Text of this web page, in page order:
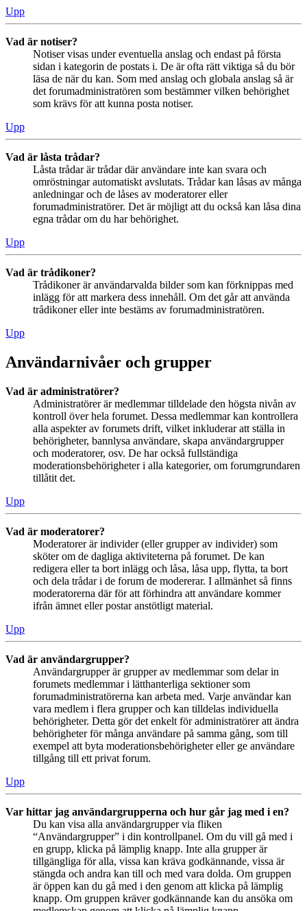
Upp
Vad är notiser?
Notiser visas under eventuella anslag och endast på första
sidan i kategorin de postats i. De är ofta rätt viktiga så du bör
läsa de när du kan. Som med anslag och globala anslag så är
det forumadministratören som bestämmer vilken behörighet
som krävs för att kunna posta notiser.
Upp
Vad är låsta trådar?
Låsta trådar är trådar där användare inte kan svara och
omröstningar automatiskt avslutats. Trådar kan låsas av många
anledningar och de låses av moderatorer eller
forumadministratörer. Det är möjligt att du också kan låsa dina
egna trådar om du har behörighet.
Upp
Vad är trådikoner?
Trådikoner är användarvalda bilder som kan förknippas med
inlägg för att markera dess innehåll. Om det går att använda
trådikoner eller inte bestäms av forumadministratören.
Upp
Användarnivåer och grupper
Vad är administratörer?
Administratörer är medlemmar tilldelade den högsta nivån av
kontroll över hela forumet. Dessa medlemmar kan kontrollera
alla aspekter av forumets drift, vilket inkluderar att ställa in
behörigheter, bannlysa användare, skapa användargrupper
och moderatorer, osv. De har också fullständiga
moderationsbehörigheter i alla kategorier, om forumgrundaren
tillåtit det.
Upp
Vad är moderatorer?
Moderatorer är individer (eller grupper av individer) som
sköter om de dagliga aktiviteterna på forumet. De kan
redigera eller ta bort inlägg och låsa, låsa upp, flytta, ta bort
och dela trådar i de forum de modererar. I allmänhet så finns
moderatorerna där för att förhindra att användare kommer
ifrån ämnet eller postar anstötligt material.
Upp
Vad är användargrupper?
Användargrupper är grupper av medlemmar som delar in
forumets medlemmar i lätthanterliga sektioner som
forumadministratörerna kan arbeta med. Varje användar kan
vara medlem i flera grupper och kan tilldelas individuella
behörigheter. Detta gör det enkelt för administratörer att ändra
behörigheter för många användare på samma gång, som till
exempel att byta moderationsbehörigheter eller ge användare
tillgång till ett privat forum.
Upp
Var hittar jag användargrupperna och hur går jag med i en?
Du kan visa alla användargrupper via fliken
“Användargrupper” i din kontrollpanel. Om du vill gå med i
en grupp, klicka på lämplig knapp. Inte alla grupper är
tillgängliga för alla, vissa kan kräva godkännande, vissa är
stängda och andra kan till och med vara dolda. Om gruppen
är öppen kan du gå med i den genom att klicka på lämplig
knapp. Om gruppen kräver godkännande kan du ansöka om